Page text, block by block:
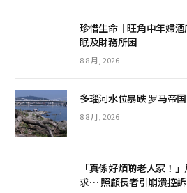
珍惜生命│旺角中年婦酒
眠及財務所困
8 8 月, 2026
多瑙河水位暴跌 罗马帝
8 8 月, 2026
「真係好煩啲老人家！
求… 照顧長者引崩潰控